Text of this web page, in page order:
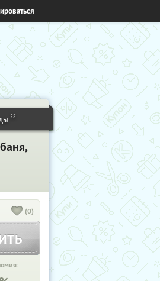
58
(0)